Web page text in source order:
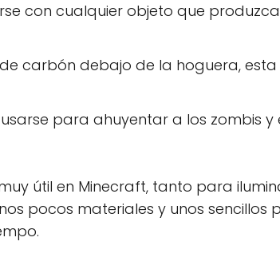
con cualquier objeto que
carbón debajo de la hoguera,
para ahuyentar a los zombis y
útil en Minecraft, tanto para
pocos materiales y unos sencillos